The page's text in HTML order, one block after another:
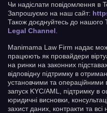
Чи надіслати повідомлення в
Запрошуємо на наш сайт:
Також доєднуйтесь до нашого
Legal Channel
Manimama Law Firm надає
працюють як провайдери
на ринки на законних
відповідну підтримку в
установчими та
запуск KYC/AML, підтримку в
юридичні висновки,
захист даних, контракти та всі